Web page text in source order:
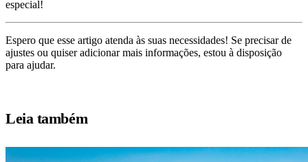
especial!
Espero que esse artigo atenda às suas necessidades! Se precisar de
ajustes ou quiser adicionar mais informações, estou à disposição
para ajudar.
Leia também